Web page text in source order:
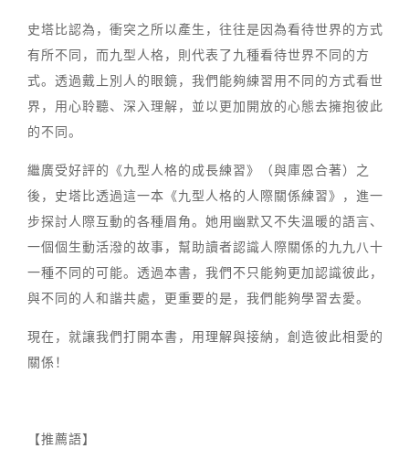
史塔比認為，衝突之所以產生，往往是因為看待世界的方式
有所不同，而九型人格，則代表了九種看待世界不同的方
式。透過戴上別人的眼鏡，我們能夠練習用不同的方式看世
界，用心聆聽、深入理解，並以更加開放的心態去擁抱彼此
的不同。
繼廣受好評的《九型人格的成長練習》（與庫恩合著）之
後，史塔比透過這一本《九型人格的人際關係練習》，進一
步探討人際互動的各種眉角。她用幽默又不失溫暖的語言、
一個個生動活潑的故事，幫助讀者認識人際關係的九九八十
一種不同的可能。透過本書，我們不只能夠更加認識彼此，
與不同的人和諧共處，更重要的是，我們能夠學習去愛。
現在，就讓我們打開本書，用理解與接納，創造彼此相愛的
關係！
【推薦語】